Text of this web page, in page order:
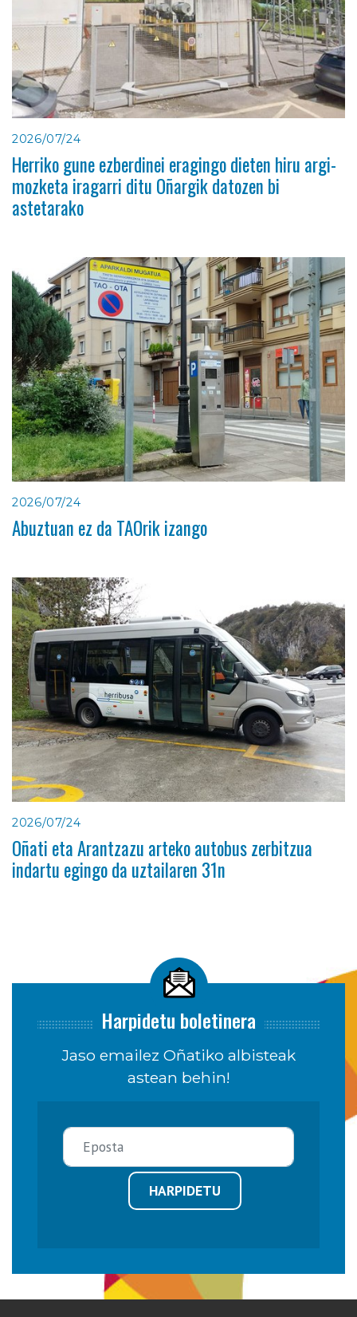
2026/07/24
Herriko gune ezberdinei eragingo dieten hiru argi-
mozketa iragarri ditu Oñargik datozen bi
astetarako
2026/07/24
Abuztuan ez da TAOrik izango
2026/07/24
Oñati eta Arantzazu arteko autobus zerbitzua
indartu egingo da uztailaren 31n
Harpidetu boletinera
Jaso emailez Oñatiko albisteak
astean behin!
HARPIDETU